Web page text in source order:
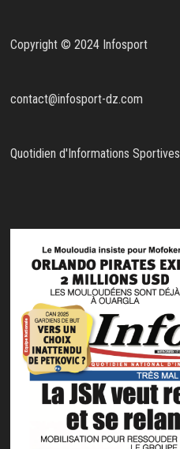
Copyright © 2024 Infosport
contact@infosport-dz.com
Quotidien d'Informations Sportives